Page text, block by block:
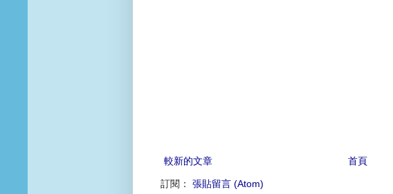
較新的文章 首頁
訂閱： 張貼留言 (Atom)